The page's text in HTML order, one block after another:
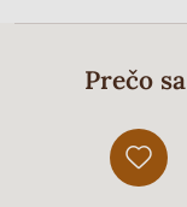
Prečo